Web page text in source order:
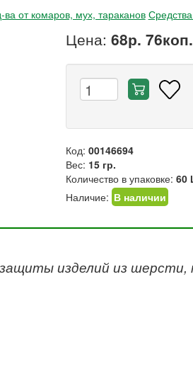
от комаров, мух, тараканов
Цена:68р. 76коп.
Код:00146694
Вес: 15 гр.
Количество в упаковке:60
Наличие: В наличии
изделий из шерсти,